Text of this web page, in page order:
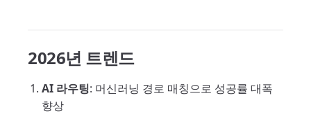
2026년 트렌드
AI 라우팅: 머신러닝 경로 매칭으로 성공률 대폭
향상